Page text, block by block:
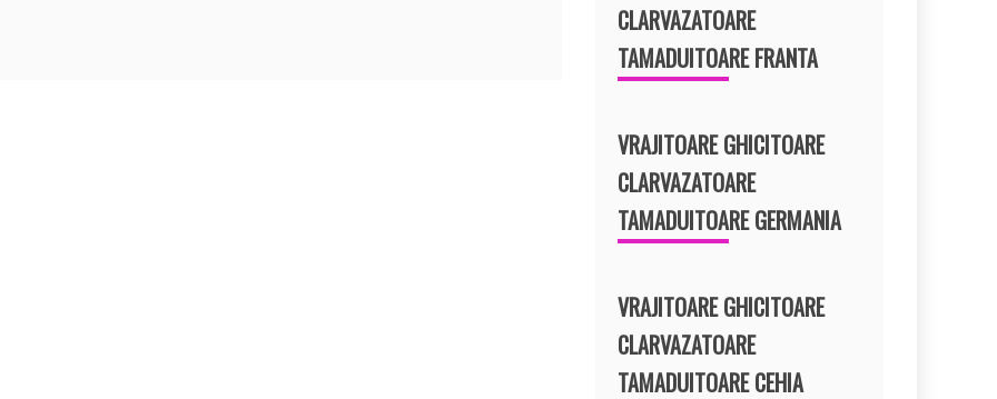
CLARVAZATOARE
TAMADUITOARE FRANTA
VRAJITOARE GHICITOARE
CLARVAZATOARE
TAMADUITOARE GERMANIA
VRAJITOARE GHICITOARE
CLARVAZATOARE
TAMADUITOARE CEHIA